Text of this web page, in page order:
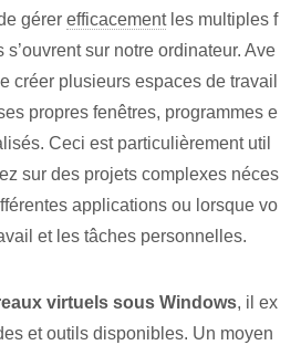
gérer efficacementles multiples f
sur notre ordinateur. Ave
créer plusieurs espaces de travail
propres fenêtres, programmes e
Ceci est particulièrement util
sur des projets complexes néces
applications ou lorsque vo
et les tâches personnelles.
virtuels sous Windows, il ex
et outils disponibles. Un moyen